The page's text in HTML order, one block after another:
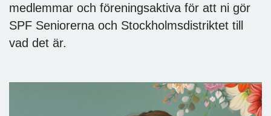
medlemmar och föreningsaktiva för att ni gör
SPF Seniorerna och Stockholmsdistriktet till
vad det är.